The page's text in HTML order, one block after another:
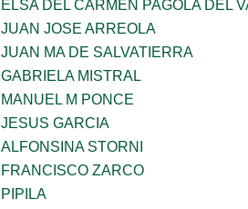
ELSA DEL CARMEN PAGOLA DEL
JUAN JOSE ARREOLA
JUAN MA DE SALVATIERRA
GABRIELA MISTRAL
MANUEL M PONCE
JESUS GARCIA
ALFONSINA STORNI
FRANCISCO ZARCO
PIPILA